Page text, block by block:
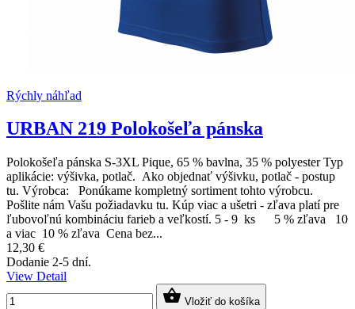
Rýchly náhľad
URBAN 219 Polokošeľa pánska
Polokošeľa pánska S-3XL Pique, 65 % bavlna, 35 % polyester Typ
aplikácie: výšivka, potlač. Ako objednať výšivku, potlač - postup
tu. Výrobca: Ponúkame kompletný sortiment tohto výrobcu.
Pošlite nám Vašu požiadavku tu. Kúp viac a ušetri - zľava platí pre
ľubovoľnú kombináciu farieb a veľkostí. 5 - 9 ks 5 % zľava 10
a viac 10 % zľava Cena bez...
12,30 €
Dodanie 2-5 dní.
View Detail
 Vložiť do košíka